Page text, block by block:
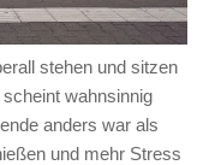
stehen und sitzen
wahnsinnig
anders war als
und mehr Stress